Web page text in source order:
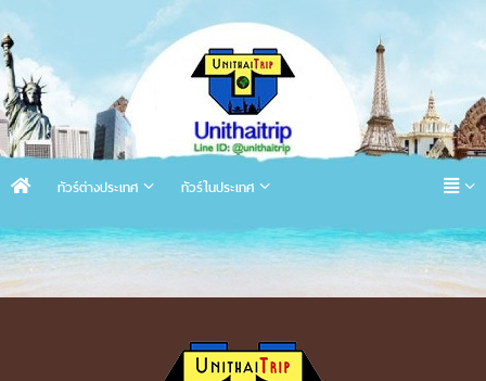
ทัวร์ต่างประเทศ ทัวร์ในประเทศ